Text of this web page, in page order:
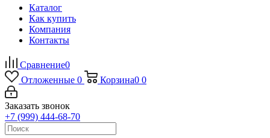
Каталог
Как купить
Компания
Контакты
Сравнение0
Отложенные 0 Корзина0 0
Заказать звонок
+7 (999) 444-68-70